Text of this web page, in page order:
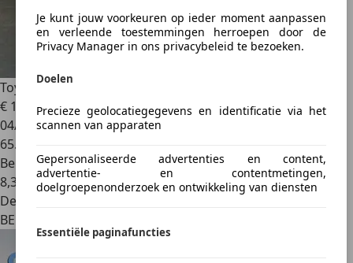
Je kunt jouw voorkeuren op ieder moment aanpassen
en verleende toestemmingen herroepen door de
Privacy Manager in ons privacybeleid te bezoeken.
Doelen
Precieze geolocatiegegevens en identificatie via het
scannen van apparaten
Gepersonaliseerde advertenties en content,
advertentie- en contentmetingen,
doelgroepenonderzoek en ontwikkeling van diensten
Essentiële paginafuncties
Toyota Supra
€ 150.000
04/1995
65.100 km
Benzine
8,3 l/100 km (comb.)
Dealer
BE 6700